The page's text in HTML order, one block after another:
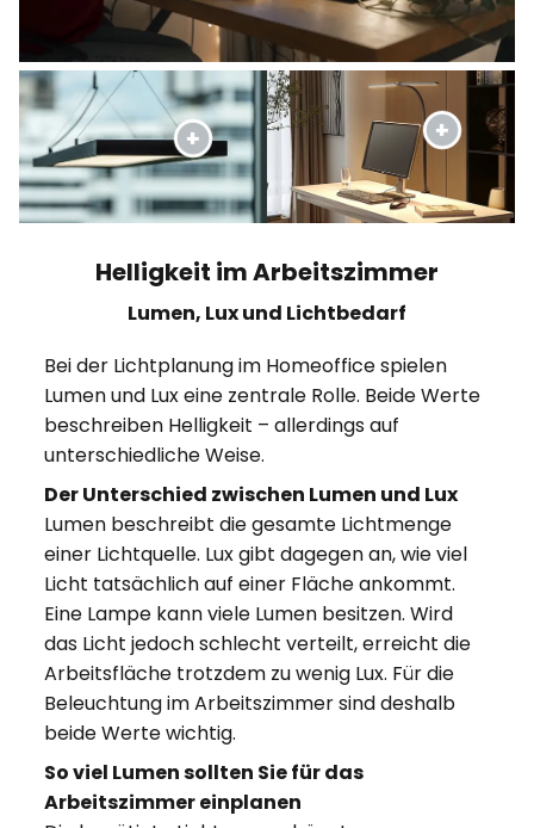
Helligkeit im Arbeitszimmer
Lumen, Lux und Lichtbedarf
Bei der Lichtplanung im Homeoffice spielen
Lumen und Lux eine zentrale Rolle. Beide Werte
beschreiben Helligkeit – allerdings auf
unterschiedliche Weise.
Der Unterschied zwischen Lumen und Lux
Lumen beschreibt die gesamte Lichtmenge
einer Lichtquelle. Lux gibt dagegen an, wie viel
Licht tatsächlich auf einer Fläche ankommt.
Eine Lampe kann viele Lumen besitzen. Wird
das Licht jedoch schlecht verteilt, erreicht die
Arbeitsfläche trotzdem zu wenig Lux. Für die
Beleuchtung im Arbeitszimmer sind deshalb
beide Werte wichtig.
So viel Lumen sollten Sie für das
Arbeitszimmer einplanen